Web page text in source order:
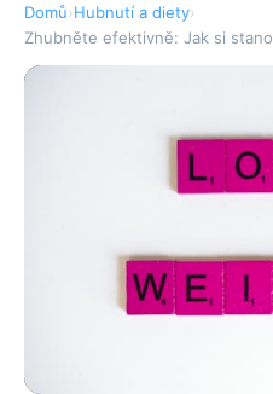
Domů›Hubnutí a diety›
Zhubněte efektivně: Jak si